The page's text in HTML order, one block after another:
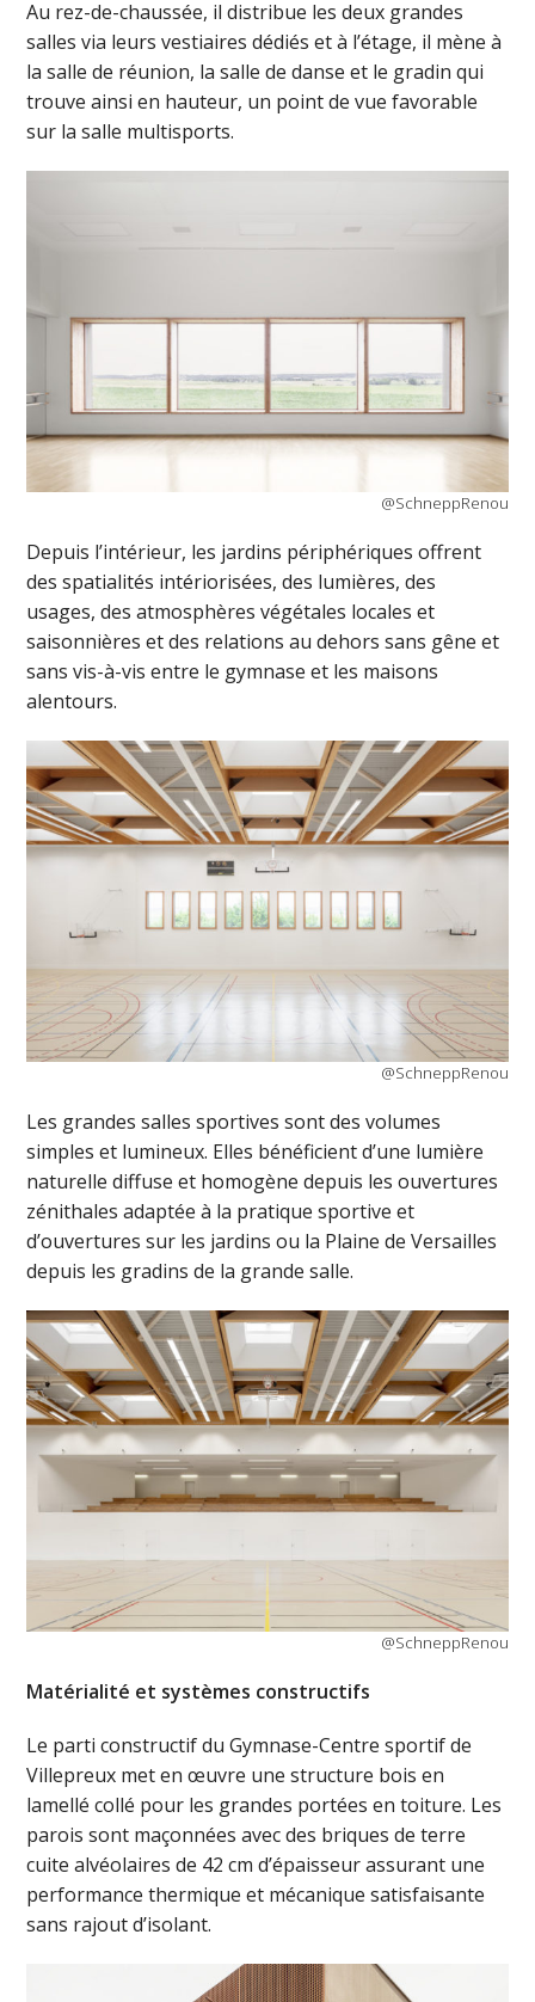
Au rez-de-chaussée, il distribue les deux grandes
salles via leurs vestiaires dédiés et à l’étage, il mène à
la salle de réunion, la salle de danse et le gradin qui
trouve ainsi en hauteur, un point de vue favorable
sur la salle multisports.
@SchneppRenou
Depuis l’intérieur, les jardins périphériques offrent
des spatialités intériorisées, des lumières, des
usages, des atmosphères végétales locales et
saisonnières et des relations au dehors sans gêne et
sans vis-à-vis entre le gymnase et les maisons
alentours.
@SchneppRenou
Les grandes salles sportives sont des volumes
simples et lumineux. Elles bénéficient d’une lumière
naturelle diffuse et homogène depuis les ouvertures
zénithales adaptée à la pratique sportive et
d’ouvertures sur les jardins ou la Plaine de Versailles
depuis les gradins de la grande salle.
@SchneppRenou
Matérialité et systèmes constructifs
Le parti constructif du Gymnase-Centre sportif de
Villepreux met en œuvre une structure bois en
lamellé collé pour les grandes portées en toiture. Les
parois sont maçonnées avec des briques de terre
cuite alvéolaires de 42 cm d’épaisseur assurant une
performance thermique et mécanique satisfaisante
sans rajout d’isolant.